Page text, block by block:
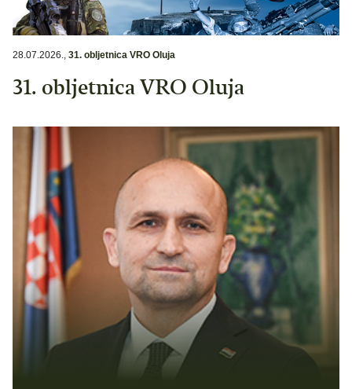
28.07.2026., 31. obljetnica VRO Oluja
31. obljetnica VRO Oluja